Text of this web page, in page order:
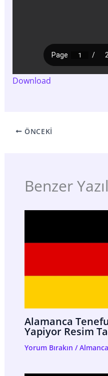
Download
ÖNCEKI
Benzer
Alamanca
Yapiyor Resim
Yorum Bırakın /Almanca